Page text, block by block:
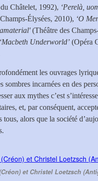
Châtelet, 1992), ‘Perelà,
Élysées, 2010), ‘O
(Théâtre des
‘Macbeth Underworld’ (Opéra
les ouvrages
sombres incarnées en des
aux mythes c’est
et, par conséquent,
alors que la société
et Christel Loetzsch